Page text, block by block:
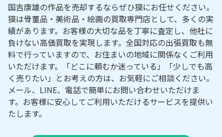
国吉康雄の作品を売却するならぜひ獏にお任せください。
獏は骨董品・美術品・絵画の買取専門店として、多くの実
績があります。お客様の大切な品を丁寧に査定し、他社に
負けない高価買取を実現します。全国対応の出張買取も無
料で行っていますので、お住まいの地域に関係なくご利用
いただけます。「どこに頼むか迷っている」「少しでも高
く売りたい」とお考えの方は、お気軽にご相談ください。
メール、LINE、電話で簡単にお問い合わせいただけま
す。お客様に安心してご利用いただけるサービスを提供い
たします。